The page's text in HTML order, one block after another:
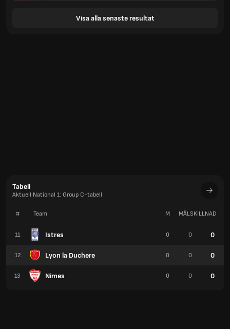
Visa alla senaste resultat
Tabell
Aktuell National 1: Group C-tabell
# Team
11 Istres
12 Lyon la Duchere
13 Nimes
M MÅLSKILLNAD
0 0 0
0 0 0
0 0 0